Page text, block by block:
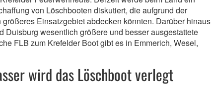
von Löschbooten diskutiert, die aufgrund der
Einsatzgebiet abdecken könnten. Darüber hinaus
Duisburg wesentlich größere und besser ausgestattete
FLB zum Krefelder Boot gibt es in Emmerich, Wesel,
wird das Löschboot verlegt